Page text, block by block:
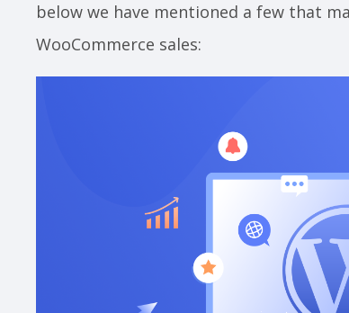
below we have mentioned a few that
WooCommerce sales: